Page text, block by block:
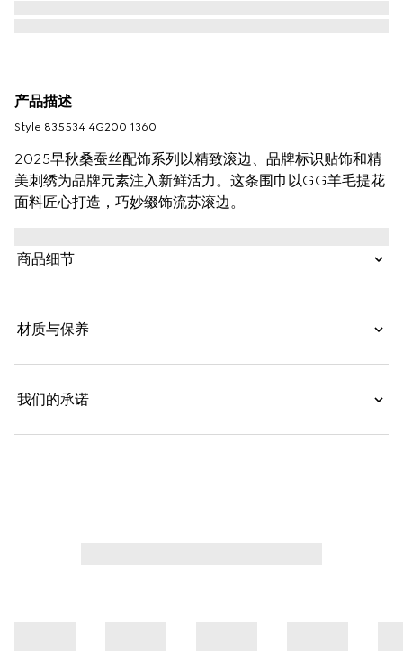
产品描述
Style ‎835534 4G200 1360
2025早秋桑蚕丝配饰系列以精致滚边、品牌标识贴饰和精
美刺绣为品牌元素注入新鲜活力。这条围巾以GG羊毛提花
面料匠心打造，巧妙缀饰流苏滚边。
商品细节
材质与保养
我们的承诺